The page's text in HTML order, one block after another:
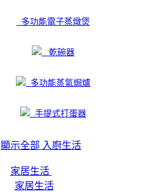
多功能電子蒸燉煲
乾碗器
多功能蒸氣焗爐
手提式打蛋器
顯示全部 入廚生活
家居生活
家居生活